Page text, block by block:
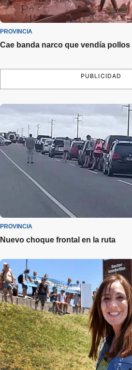
PROVINCIA
Cae banda narco que vendía pollos
PUBLICIDAD
PROVINCIA
Nuevo choque frontal en la ruta